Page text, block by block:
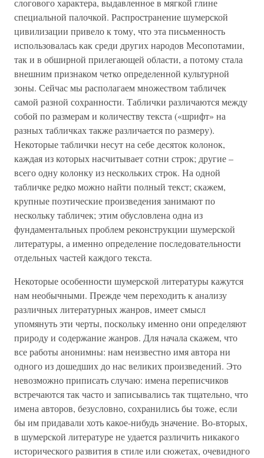
слогового характера, выдавленное в мягкой глине
специальной палочкой. Распространение шумерской
цивилизации привело к тому, что эта письменность
использовалась как среди других народов Месопотамии,
так и в обширной прилегающей области, а потому стала
внешним признаком четко определенной культурной
зоны. Сейчас мы располагаем множеством табличек
самой разной сохранности. Таблички различаются между
собой по размерам и количеству текста («шрифт» на
разных табличках также различается по размеру).
Некоторые таблички несут на себе десяток колонок,
каждая из которых насчитывает сотни строк; другие –
всего одну колонку из нескольких строк. На одной
табличке редко можно найти полный текст; скажем,
крупные поэтические произведения занимают по
нескольку табличек; этим обусловлена одна из
фундаментальных проблем реконструкции шумерской
литературы, а именно определение последовательности
отдельных частей каждого текста.
Некоторые особенности шумерской литературы кажутся
нам необычными. Прежде чем переходить к анализу
различных литературных жанров, имеет смысл
упомянуть эти черты, поскольку именно они определяют
природу и содержание жанров. Для начала скажем, что
все работы анонимны: нам неизвестно имя автора ни
одного из дошедших до нас великих произведений. Это
невозможно приписать случаю: имена переписчиков
встречаются так часто и записывались так тщательно, что
имена авторов, безусловно, сохранились бы тоже, если
бы им придавали хоть какое-нибудь значение. Во-вторых,
в шумерской литературе не удается различить никакого
исторического развития в стиле или сюжетах, очевидного